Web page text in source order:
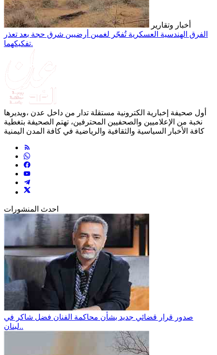
أخبار وتقارير
الفرق الهندسية العسكرية تُفجّر لغمين أرضيين شرق حجة بعد تعذر
تفكيكهما.
أول صحيفة إخبارية الكترونية مستقلة تدار من داخل عدن ،ويديرها
نخبة من الإعلاميين والصحفيين المحترفين، تهتم الصحيفة بتغطية
كافة الأخبار السياسية والثقافية والرياضية في كافة المدن اليمنية
احدث المنشورات
صدور قرار قضائي جديد بشأن محاكمة الفنان فضل شاكر في
لبنان..